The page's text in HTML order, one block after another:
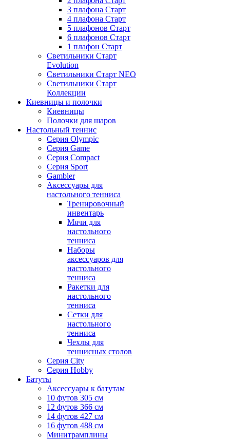
3 плафона Старт
4 плафона Старт
5 плафонов Старт
6 плафонов Старт
1 плафон Старт
Светильники Старт
Evolution
Светильники Старт NEO
Светильники Старт
Коллекции
Киевницы и полочки
Киевницы
Полочки для шаров
Настольный теннис
Серия Olympic
Серия Game
Серия Compact
Серия Sport
Gambler
Аксессуары для
настольного тенниса
Тренировочный
инвентарь
Мячи для
настольного
тенниса
Наборы
аксессуаров для
настольного
тенниса
Ракетки для
настольного
тенниса
Сетки для
настольного
тенниса
Чехлы для
теннисных столов
Серия City
Серия Hobby
Батуты
Аксессуары к батутам
10 футов 305 см
12 футов 366 см
14 футов 427 см
16 футов 488 см
Минитрамплины